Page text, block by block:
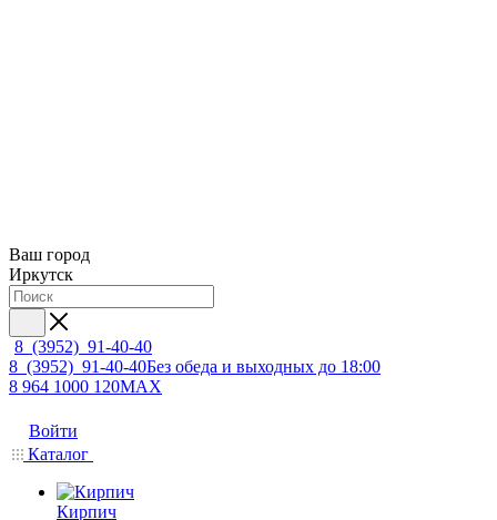
Ваш город
Иркутск
8 (3952) 91-40-40
8 (3952) 91-40-40Без обеда и выходных до 18:00
8 964 1000 120MAX
Войти
Каталог
Кирпич